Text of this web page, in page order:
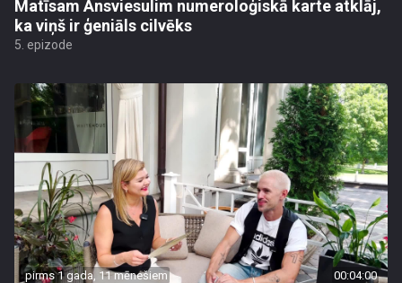
Matīsam Ansviesulim numeroloģiskā karte atklāj,
ka viņš ir ģeniāls cilvēks
5. epizode
pirms 1 gada, 11 mēnešiem 00:04:00